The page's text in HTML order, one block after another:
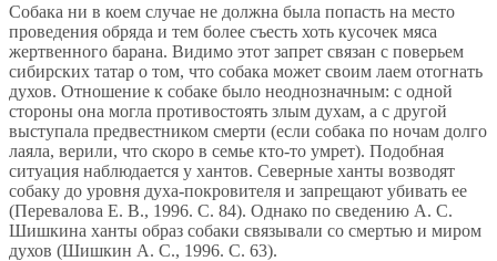
Собака ни в коем случае не должна была попасть на место
проведения обряда и тем более съесть хоть кусочек мяса
жертвенного барана. Видимо этот запрет связан с поверьем
сибирских татар о том, что собака может своим лаем отогнать
духов. Отношение к собаке было неоднозначным: с одной
стороны она могла противостоять злым духам, а с другой
выступала предвестником смерти (если собака по ночам долго
лаяла, верили, что скоро в семье кто-то умрет). Подобная
ситуация наблюдается у хантов. Северные ханты возводят
собаку до уровня духа-покровителя и запрещают убивать ее
(Перевалова Е. В., 1996. С. 84). Однако по сведению А. С.
Шишкина ханты образ собаки связывали со смертью и миром
духов (Шишкин А. С., 1996. С. 63).